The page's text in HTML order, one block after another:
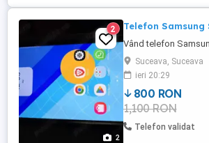
2
2 Telefon Samsung
Vând telefon
Suceava, Suceava
ieri 20:29
800 RON
1,100 RON
Telefon validat